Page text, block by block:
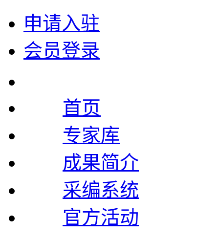
申请入驻
会员登录
首页
专家库
成果简介
采编系统
官方活动